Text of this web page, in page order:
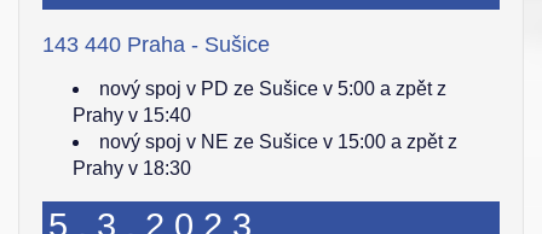
143 440 Praha - Sušice
nový spoj v PD ze Sušice v 5:00 a zpět z
Prahy v 15:40
nový spoj v NE ze Sušice v 15:00 a zpět z
Prahy v 18:30
5.3.2023